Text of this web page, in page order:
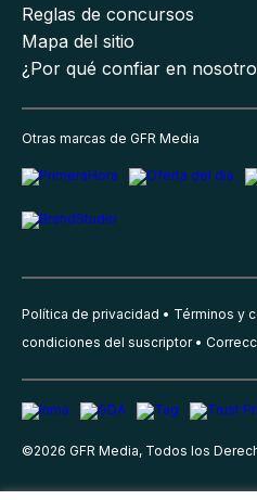
Reglas de concursos
Mapa del sitio
¿Por qué confiar en
Otras marcas de GFR Media
Política de privacidad Términos y
condiciones del suscriptor
©2026 GFR Media, Todos los